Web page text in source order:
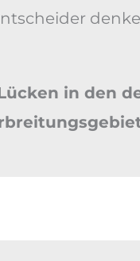
in den